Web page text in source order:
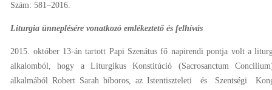
Szám: 581–2016.
Liturgia ünneplésére vonatkozó emlékeztető és felhívás
2015. október 13-án tartott Papi Szenátus fő napirendi pontja volt a
alkalomból, hogy a Liturgikus Konstitúció (Sacrosanctum
alkalmából Robert Sarah bíboros, az Istentiszteleti és Szentségi